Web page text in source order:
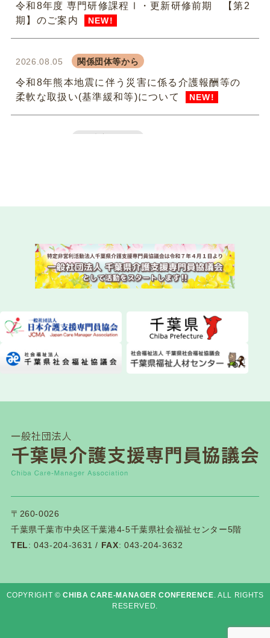
令和8年度 専門研修課程Ⅰ・更新研修前期 【第2
期】のご案内
NEW!
2026.08.05 関係団体等から
令和8年熊本地震に伴う災害に係る介護報酬等の
柔軟な取扱い(基準緩和等)について
NEW!
2026.07.28 委員会活動
た！
2026.07.28
第１２０回研修会開催について
千葉県「カスハラ相談センター」に居宅介護支援
事業所等が追加されました
第１１９回研修会終了後アンケートはこちら
〒260-0026
千葉県千葉市中央区千葉港4-5千葉県社会福祉センター5階
TEL: 043-204-3631 / FAX: 043-204-3632
COPYRIGHT ©CHIBA CARE-MANAGER CONFERENCE. ALL RIGHTS
RESERVED.